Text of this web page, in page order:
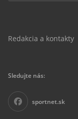
Redakcia a kontakty
Sledujte nás:
sportnet.sk